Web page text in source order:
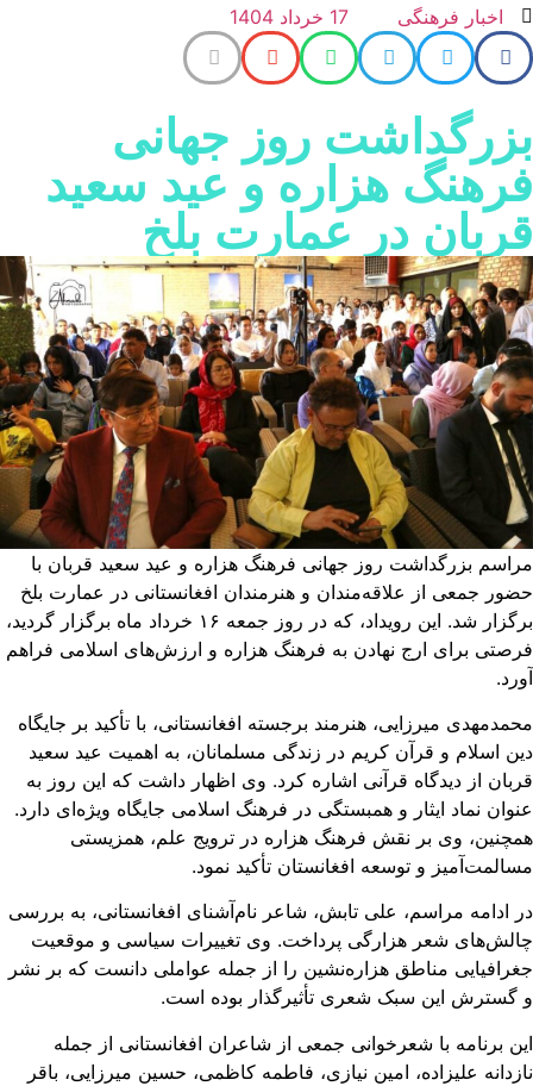
اخبار فرهنگی 17 خرداد 1404
روز جهانی
هزاره و عید سعید
در عمارت بلخ
بزرگداشت روز جهانی فرهنگ هزاره و عید سعید قربان با
جمعی از علاقه‌مندان و هنرمندان افغانستانی در عمارت بلخ
برگزار شد. این رویداد، که در روز جمعه ۱۶ خرداد ماه برگزار گردید،
برای ارج نهادن به فرهنگ هزاره و ارزش‌های اسلامی فراهم
میرزایی، هنرمند برجسته افغانستانی، با تأکید بر جایگاه
اسلام و قرآن کریم در زندگی مسلمانان، به اهمیت عید سعید
از دیدگاه قرآنی اشاره کرد. وی اظهار داشت که این روز به
نماد ایثار و همبستگی در فرهنگ اسلامی جایگاه ویژه‌ای دارد.
وی بر نقش فرهنگ هزاره در ترویج علم، همزیستی
و توسعه افغانستان تأکید نمود.
ادامه مراسم، علی تابش، شاعر نام‌آشنای افغانستانی، به بررسی
شعر هزارگی پرداخت. وی تغییرات سیاسی و موقعیت
مناطق هزاره‌نشین را از جمله عواملی دانست که بر نشر
گسترش این سبک شعری تأثیرگذار بوده است.
برنامه با شعرخوانی جمعی از شاعران افغانستانی از جمله
علیزاده، امین نیازی، فاطمه کاظمی، حسین میرزایی، باقر